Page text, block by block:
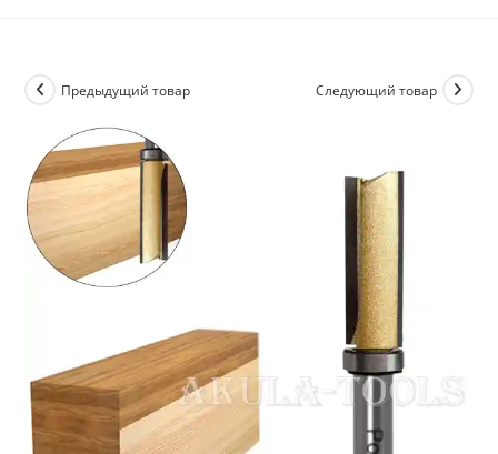
Предыдущий товар Следующий товар